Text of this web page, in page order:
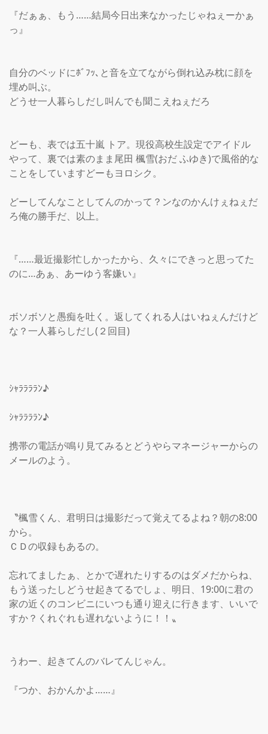
『だぁぁ、もう……結局今日出来なかったじゃねぇーかぁ
っ』
自分のベッドにﾎﾞﾌｯ､と音を立てながら倒れ込み枕に顔を
埋め叫ぶ。
どうせ一人暮らしだし叫んでも聞こえねぇだろ
どーも、表では五十嵐 トア。現役高校生設定でアイドル
やって、裏では素のまま尾田 楓雪(おだ ふゆき)で風俗的な
ことをしていますどーもヨロシク。
どーしてんなことしてんのかって？ンなのかんけぇねぇだ
ろ俺の勝手だ、以上。
『……最近撮影忙しかったから、久々にできっと思ってた
のに…あぁ、あーゆう客嫌い』
ボソボソと愚痴を吐く。返してくれる人はいねぇんだけど
な？一人暮らしだし(２回目)
ｼｬﾗﾗﾗﾗﾝ♪
ｼｬﾗﾗﾗﾗﾝ♪
携帯の電話が鳴り見てみるとどうやらマネージャーからの
メールのよう。
〝楓雪くん、君明日は撮影だって覚えてるよね？朝の8:00
から。
ＣＤの収録もあるの。
忘れてましたぁ、とかで遅れたりするのはダメだからね、
もう送ったしどうせ起きてるでしょ、明日、19:00に君の
家の近くのコンビニにいつも通り迎えに行きます、いいで
すか？くれぐれも遅れないように！！〟
うわー、起きてんのバレてんじゃん。
『つか、おかんかよ……』